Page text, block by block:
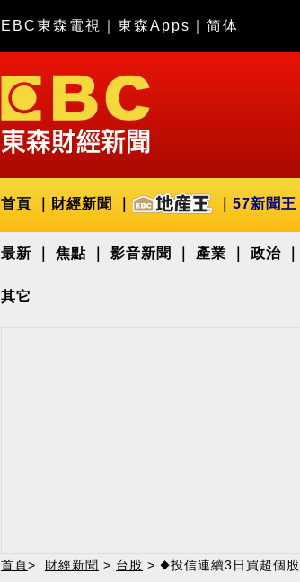
EBC東森電視 東森Apps 简体
首頁 財經新聞 57新聞王
最新 焦點 影音新聞 產業 政治
其它
首頁> 財經新聞 > 台股 > ◆投信連續3日買超個股